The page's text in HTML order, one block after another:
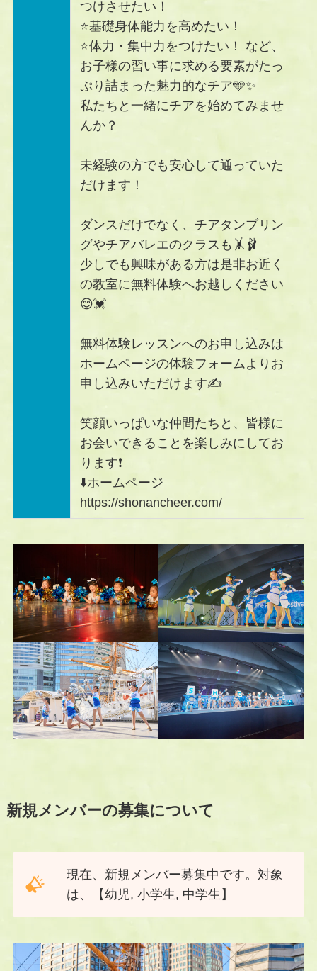
つけさせたい！
⭐️基礎身体能力を高めたい！
⭐️体力・集中力をつけたい！ など、
お子様の習い事に求める要素がたっ
ぷり詰まった魅力的なチア🩵✨
私たちと一緒にチアを始めてみませ
んか？
未経験の方でも安心して通っていた
だけます！
ダンスだけでなく、チアタンブリン
グやチアバレエのクラスも🤸🩰
少しでも興味がある方は是非お近く
の教室に無料体験へお越しください
😊💓
無料体験レッスンへのお申し込みは
ホームページの体験フォームよりお
申し込みいただけます✍️
笑顔いっぱいな仲間たちと、皆様に
お会いできることを楽しみにしてお
ります❗️
⬇️ホームページ
https://shonancheer.com/
新規メンバーの募集について
現在、新規メンバー募集中です。対象
は、【幼児, 小学生, 中学生】